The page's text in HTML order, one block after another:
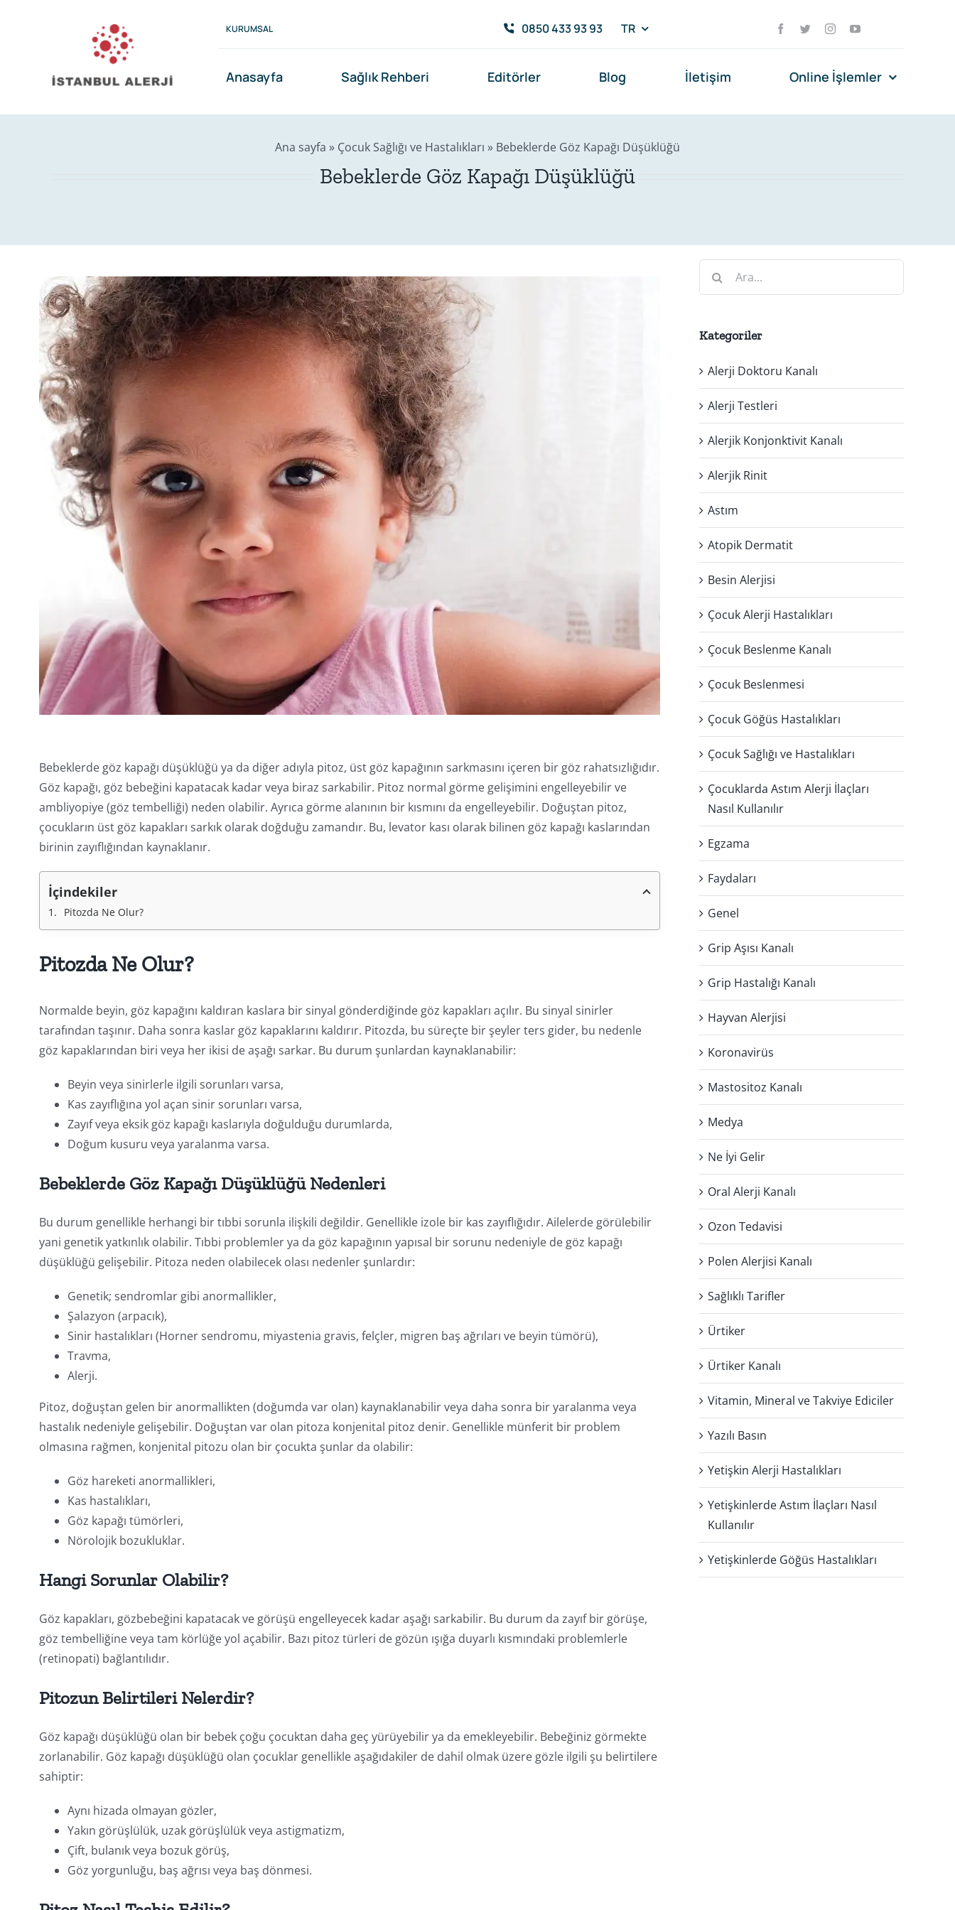
KURUMSAL 0850 433 93 93 TR
Anasayfa Sağlık Rehberi Editörler Blog İletişim Online İşlemler
Ana sayfa » Çocuk Sağlığı ve Hastalıkları » Bebeklerde Göz Kapağı Düşüklüğü
Bebeklerde Göz Kapağı Düşüklüğü
Bebeklerde göz kapağı düşüklüğü ya da diğer adıyla pitoz, üst göz kapağının sarkmasını içeren bir göz rahatsızlığıdır.
Göz kapağı, göz bebeğini kapatacak kadar veya biraz sarkabilir. Pitoz normal görme gelişimini engelleyebilir ve
ambliyopiye (göz tembelliği) neden olabilir. Ayrıca görme alanının bir kısmını da engelleyebilir. Doğuştan pitoz,
çocukların üst göz kapakları sarkık olarak doğduğu zamandır. Bu, levator kası olarak bilinen göz kapağı kaslarından
birinin zayıflığından kaynaklanır.
İçindekiler
Pitozda Ne Olur?
Pitozda Ne Olur?
Normalde beyin, göz kapağını kaldıran kaslara bir sinyal gönderdiğinde göz kapakları açılır. Bu sinyal sinirler
tarafından taşınır. Daha sonra kaslar göz kapaklarını kaldırır. Pitozda, bu süreçte bir şeyler ters gider, bu nedenle
göz kapaklarından biri veya her ikisi de aşağı sarkar. Bu durum şunlardan kaynaklanabilir:
Beyin veya sinirlerle ilgili sorunları varsa,
Kas zayıflığına yol açan sinir sorunları varsa,
Zayıf veya eksik göz kapağı kaslarıyla doğulduğu durumlarda,
Doğum kusuru veya yaralanma varsa.
Bebeklerde Göz Kapağı Düşüklüğü Nedenleri
Bu durum genellikle herhangi bir tıbbi sorunla ilişkili değildir. Genellikle izole bir kas zayıflığıdır. Ailelerde görülebilir
yani genetik yatkınlık olabilir. Tıbbi problemler ya da göz kapağının yapısal bir sorunu nedeniyle de göz kapağı
düşüklüğü gelişebilir. Pitoza neden olabilecek olası nedenler şunlardır:
Genetik; sendromlar gibi anormallikler,
Şalazyon (arpacık),
Sinir hastalıkları (Horner sendromu, miyastenia gravis, felçler, migren baş ağrıları ve beyin tümörü),
Travma,
Alerji.
Pitoz, doğuştan gelen bir anormallikten (doğumda var olan) kaynaklanabilir veya daha sonra bir yaralanma veya
hastalık nedeniyle gelişebilir. Doğuştan var olan pitoza konjenital pitoz denir. Genellikle münferit bir problem
olmasına rağmen, konjenital pitozu olan bir çocukta şunlar da olabilir:
Göz hareketi anormallikleri,
Kas hastalıkları,
Göz kapağı tümörleri,
Nörolojik bozukluklar.
Hangi Sorunlar Olabilir?
Göz kapakları, gözbebeğini kapatacak ve görüşü engelleyecek kadar aşağı sarkabilir. Bu durum da zayıf bir görüşe,
göz tembelliğine veya tam körlüğe yol açabilir. Bazı pitoz türleri de gözün ışığa duyarlı kısmındaki problemlerle
(retinopati) bağlantılıdır.
Pitozun Belirtileri Nelerdir?
Göz kapağı düşüklüğü olan bir bebek çoğu çocuktan daha geç yürüyebilir ya da emekleyebilir. Bebeğiniz görmekte
zorlanabilir. Göz kapağı düşüklüğü olan çocuklar genellikle aşağıdakiler de dahil olmak üzere gözle ilgili şu belirtilere
sahiptir:
Aynı hizada olmayan gözler,
Yakın görüşlülük, uzak görüşlülük veya astigmatizm,
Çift, bulanık veya bozuk görüş,
Göz yorgunluğu, baş ağrısı veya baş dönmesi.
Kategoriler
Alerji Doktoru Kanalı
Alerji Testleri
Alerjik Konjonktivit Kanalı
Alerjik Rinit
Astım
Atopik Dermatit
Besin Alerjisi
Çocuk Alerji Hastalıkları
Çocuk Beslenme Kanalı
Çocuk Beslenmesi
Çocuk Göğüs Hastalıkları
Çocuk Sağlığı ve Hastalıkları
Çocuklarda Astım Alerji İlaçları
Nasıl Kullanılır
Egzama
Faydaları
Genel
Grip Aşısı Kanalı
Grip Hastalığı Kanalı
Hayvan Alerjisi
Koronavirüs
Mastositoz Kanalı
Medya
Ne İyi Gelir
Oral Alerji Kanalı
Ozon Tedavisi
Polen Alerjisi Kanalı
Sağlıklı Tarifler
Ürtiker
Ürtiker Kanalı
Vitamin, Mineral ve Takviye Ediciler
Yazılı Basın
Yetişkin Alerji Hastalıkları
Yetişkinlerde Astım İlaçları Nasıl
Kullanılır
Yetişkinlerde Göğüs Hastalıkları